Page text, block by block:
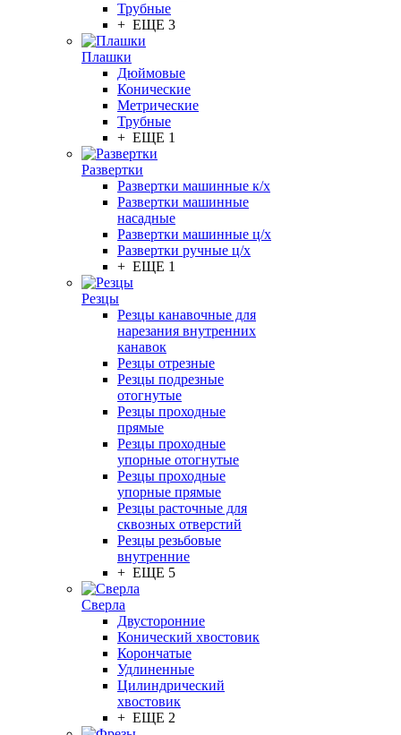
Трубные
+ ЕЩЕ 3
Плашки
Дюймовые
Конические
Метрические
Трубные
+ ЕЩЕ 1
Развертки
Развертки машинные к/х
Развертки машинные
насадные
Развертки машинные ц/х
Развертки ручные ц/х
+ ЕЩЕ 1
Резцы
Резцы канавочные для
нарезания внутренних
канавок
Резцы отрезные
Резцы подрезные
отогнутые
Резцы проходные
прямые
Резцы проходные
упорные отогнутые
Резцы проходные
упорные прямые
Резцы расточные для
сквозных отверстий
Резцы резьбовые
внутренние
+ ЕЩЕ 5
Сверла
Двусторонние
Конический хвостовик
Корончатые
Удлиненные
Цилиндрический
хвостовик
+ ЕЩЕ 2